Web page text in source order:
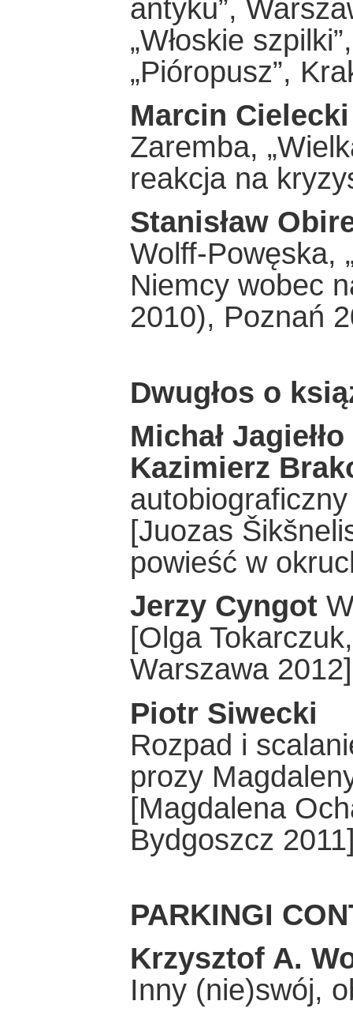
antyku”,
„Włoskie
„Pióropusz”,
Marcin Cielecki
Zaremba,
reakcja na
Stanisław
Wolff-Powęska,
Niemcy wobec
2010), Poznań
Dwugłos o
Michał Jagiełło
Kazimierz
autobiograficzny
[Juozas
powieść w
Jerzy Cyngot
[Olga
Warszawa 2012]
Piotr Siwecki
Rozpad i
prozy
[Magdalena
Bydgoszcz
PARKINGI
Krzysztof A.
Inny (nie)swój,